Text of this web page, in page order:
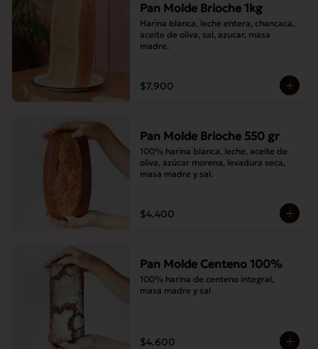
Pan Molde Brioche 1kg
Harina blanca, leche entera, chancaca,
aceite de oliva, sal, azucar, masa
madre.
$7.900
Pan Molde Brioche 550 gr
100% harina blanca, leche, aceite de
oliva, azúcar morena, levadura seca,
masa madre y sal.
$4.400
Pan Molde Centeno 100%
100% harina de centeno integral,
masa madre y sal
$4.600